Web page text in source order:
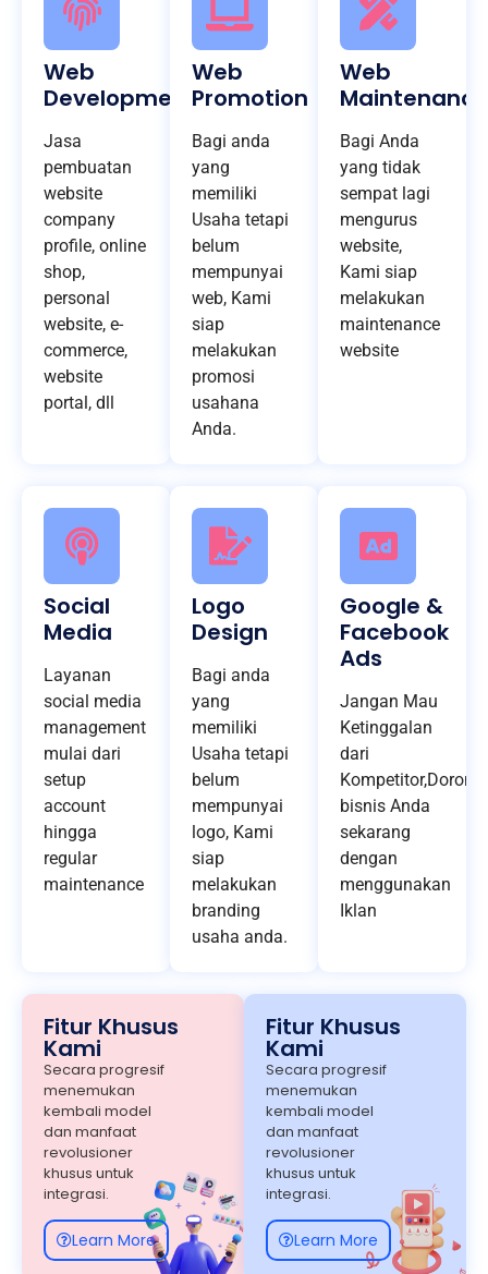
Web
Development
Jasa
pembuatan
website
company
profile, online
shop,
personal
website, e-
commerce,
website
portal, dll
Web
Promotion
Bagi anda
yang
memiliki
Usaha tetapi
belum
mempunyai
web, Kami
siap
melakukan
promosi
usahana
Anda.
Web
Maintenance
Bagi Anda
yang tidak
sempat lagi
mengurus
website,
Kami siap
melakukan
maintenance
website
Social
Media
Layanan
social media
management
mulai dari
setup
account
hingga
regular
maintenance
Logo
Design
Bagi anda
yang
memiliki
Usaha tetapi
belum
mempunyai
logo, Kami
siap
melakukan
branding
usaha anda.
Google &
Facebook
Ads
Jangan Mau
Ketinggalan
dari
Kompetitor,Dorong
bisnis Anda
sekarang
dengan
menggunakan
Iklan
Fitur Khusus
Kami
Secara progresif
menemukan
kembali model
dan manfaat
revolusioner
khusus untuk
integrasi.
Learn More
Fitur Khusus
Kami
Secara progresif
menemukan
kembali model
dan manfaat
revolusioner
khusus untuk
integrasi.
Learn More